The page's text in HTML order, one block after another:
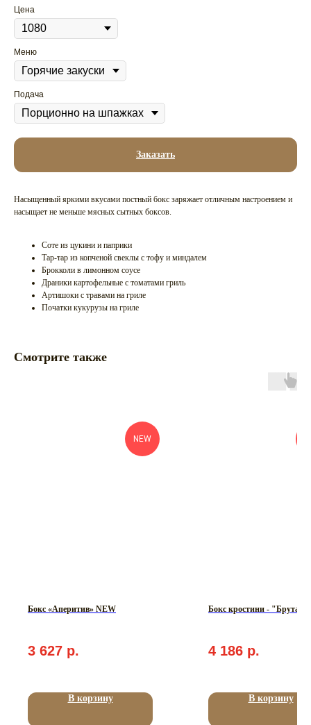
Цена
Меню
Подача
Заказать
Насыщенный яркими вкусами постный бокс заряжает отличным настроением и
насыщает не меньше мясных сытных боксов.
Соте из цукини и паприки
Тар-тар из копченой свеклы с тофу и миндалем
Брокколи в лимонном соусе
Драники картофельные с томатами гриль
Артишоки с травами на гриле
Початки кукурузы на гриле
Смотрите также
NEW
Бокс «Аперитив» NEW
3 627 р.
В корзину
Бокс кростини - "Брутал"
4 186 р.
В корзину